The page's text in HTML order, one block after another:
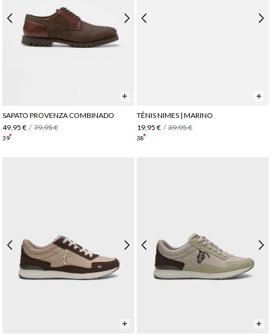
SAPATO PROVENZA COMBINADO
49,95 € / 79,95 €
39
TÊNIS NIMES | MARINO
19,95 € / 39,95 €
38